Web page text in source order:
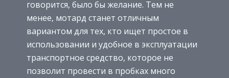
говорится, было бы желание. Тем не
менее, мотард станет отличным
вариантом для тех, кто ищет простое в
использовании и удобное в эксплуатации
транспортное средство, которое не
позволит провести в пробках много